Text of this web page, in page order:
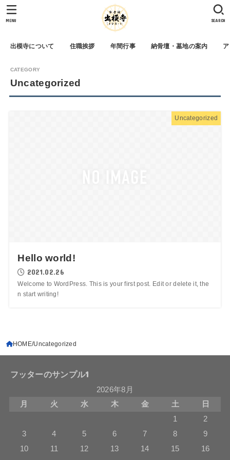
出模寺について 住職挨拶 年間行事 納骨壇・墓地の案内
SEARCH
MENU
Uncategorized
Uncategorized
Hello world!
2021.02.26
Welcome to WordPress. This is your first post. Edit or delete it, the
n start writing!
HOME Uncategorized
フッターのサンプル1
2026年8月
月
火 水 木 金 土
日
1
2
3
4 5 6 7 8
9
10
11 12 13 14 15
16